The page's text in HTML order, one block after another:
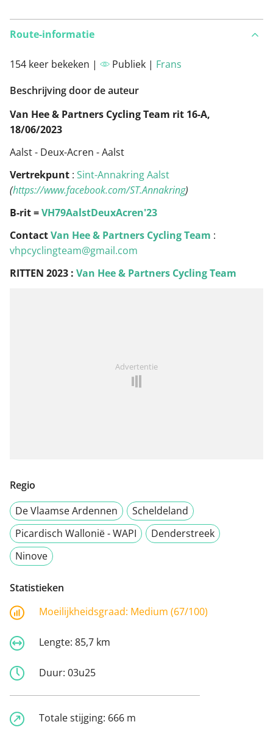
Route-informatie
154 keer bekeken | Publiek | Frans
Beschrijving door de auteur
Van Hee & Partners Cycling Team rit 16-A,
18/06/2023
Aalst - Deux-Acren - Aalst
Vertrekpunt : Sint-Annakring Aalst
(https://www.facebook.com/ST.Annakring)
B-rit =VH79AalstDeuxAcren'23
ContactVan Hee & Partners Cycling Team :
vhpcyclingteam@gmail.com
RITTEN 2023 : Van Hee & Partners Cycling Team
Advertentie
Regio
De Vlaamse Ardennen
Scheldeland
Picardisch Wallonië - WAPI
Denderstreek
Ninove
Statistieken
Moeilijkheidsgraad: Medium (67/100)
Lengte: 85,7 km
Duur: 03u25
Totale stijging: 666 m